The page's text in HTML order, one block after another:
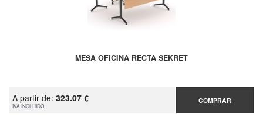
MESA OFICINA RECTA SEKRET
A partir de: 323.07 €
IVA INCLUIDO
COMPRAR